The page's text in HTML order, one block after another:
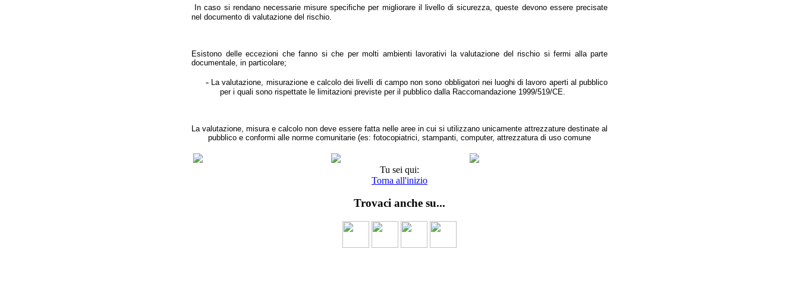
In caso si rendano necessarie misure specifiche per migliorare il livello di sicurezza, queste devono essere precisate
nel documento di valutazione del rischio.
Esistono delle eccezioni che fanno si che per molti ambienti lavorativi la valutazione del rischio si fermi alla parte
documentale, in particolare;
- La valutazione, misurazione e calcolo dei livelli di campo non sono obbligatori nei luoghi di lavoro aperti al pubblico
per i quali sono rispettate le limitazioni previste per il pubblico dalla Raccomandazione 1999/519/CE.
La valutazione, misura e calcolo non deve essere fatta nelle aree in cui si utilizzano unicamente attrezzature destinate al
pubblico e conformi alle norme comunitarie (es: fotocopiatrici, stampanti, computer, attrezzatura di uso comune
Tu sei qui:
Torna all'inizio
Trovaci anche su...